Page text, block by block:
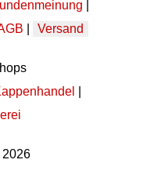
Versand
2026